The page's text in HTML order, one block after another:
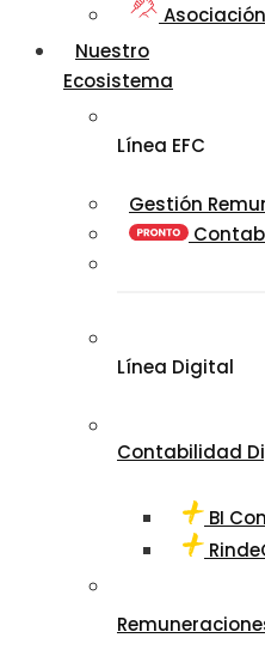
Nuestro
Ecosistema
Línea EFC
Gestión
Línea Digital
Contabilidad
BI